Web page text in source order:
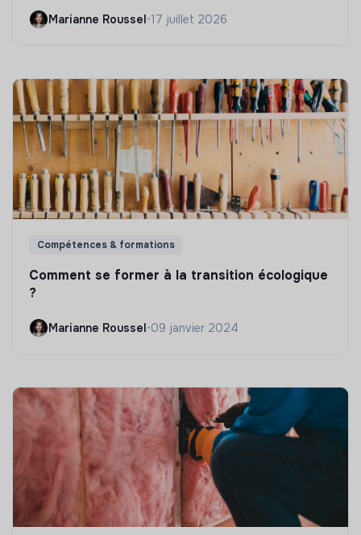
Marianne Roussel•17 juillet 2026
Compétences & formations
Comment se former à la transition écologique
?
Marianne Roussel•09 janvier 2024